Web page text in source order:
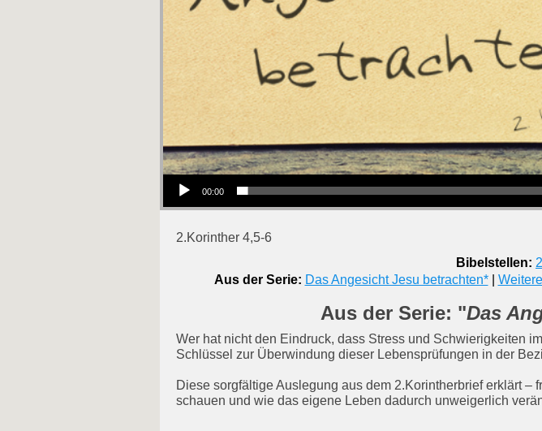
Audio-Player
00:00
2.Korinther 4,5-6
Bibelstellen:
Aus der Serie: Das Angesicht Jesu betrachten*|
Aus der Serie: "Das
Wer hat nicht den Eindruck, dass Stress und Schwierigkeiten
Schlüssel zur Überwindung dieser Lebensprüfungen in der
Diese sorgfältige Auslegung aus dem 2.Korintherbrief erklärt
schauen und wie das eigene Leben dadurch unweigerlich